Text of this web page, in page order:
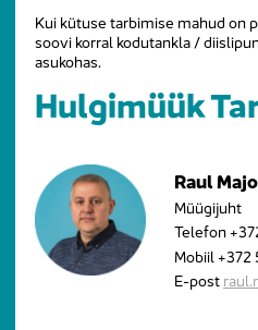
Kui kütuse tarbimise mahud on
soovi korral kodutankla /
asukohas.
Hulgimüük
Raul
Müügijuht
Telefon
Mobiil +372
E-post